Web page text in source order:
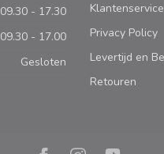
09.30 - 17.30
09.30 - 17.00
Gesloten
Klantenservice
Privacy Policy
Levertijd en
Retouren